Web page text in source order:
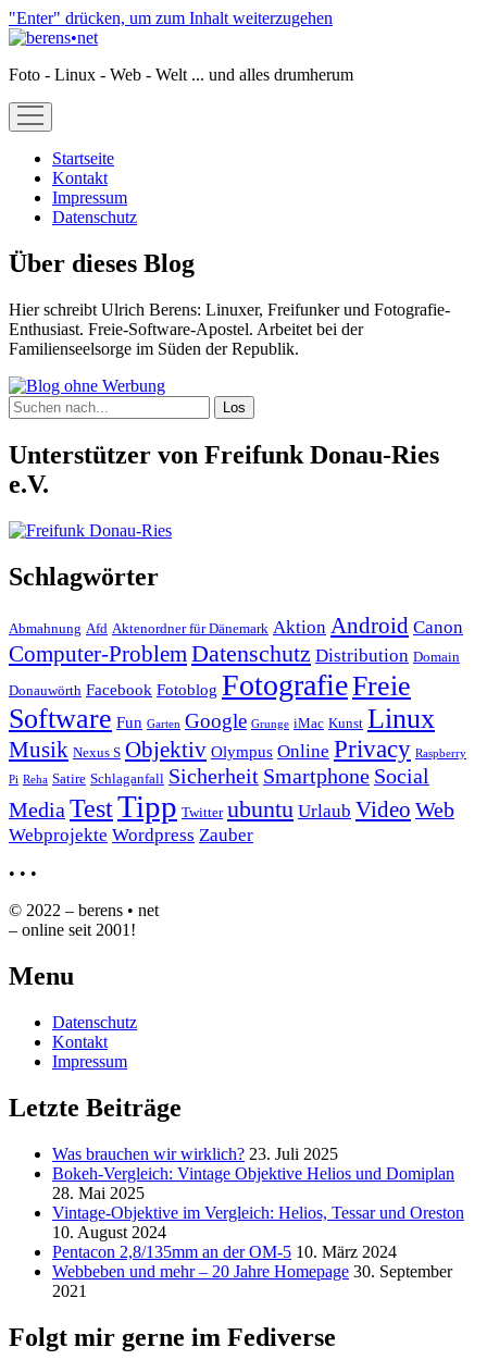
"Enter" drücken, um zum Inhalt weiterzugehen
berens•net
Foto - Linux - Web - Welt ... und alles drumherum
open
menu
Startseite
Kontakt
Impressum
Datenschutz
Sidebar
Über dieses Blog
Hier schreibt Ulrich Berens: Linuxer, Freifunker und Fotografie-
Enthusiast. Freie-Software-Apostel. Arbeitet bei der
Familienseelsorge im Süden der Republik.
Suchen
Unterstützer von Freifunk Donau-Ries
e.V.
Schlagwörter
Abmahnung Afd Aktenordner für Dänemark Aktion Android Canon
Computer-ProblemDatenschutz Distribution Domain
Donauwörth Facebook Fotoblog FotografieFreie
Software Fun Garten Google Grunge iMac Kunst Linux
Musik Nexus S Objektiv Olympus Online Privacy Raspberry
Pi Reha Satire Schlaganfall Sicherheit Smartphone Social
MediaTestTipp Twitter ubuntu Urlaub Video Web
Webprojekte Wordpress Zauber
• • •
© 2022 – berens • net
– online seit 2001!
Menu
Datenschutz
Kontakt
Impressum
Letzte Beiträge
Was brauchen wir wirklich? 23. Juli 2025
Bokeh-Vergleich: Vintage Objektive Helios und Domiplan
28. Mai 2025
Vintage-Objektive im Vergleich: Helios, Tessar und Oreston
10. August 2024
Pentacon 2,8/135mm an der OM-5 10. März 2024
Webbeben und mehr – 20 Jahre Homepage 30. September
2021
Folgt mir gerne im Fediverse